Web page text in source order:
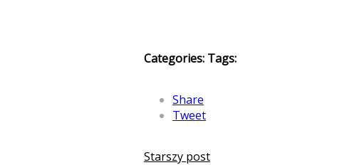
Categories: Tags:
Share
Tweet
Starszy post